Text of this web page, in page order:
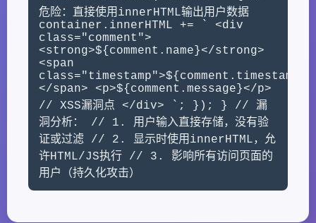
危险：直接使用innerHTML输出用户数据
container.innerHTML += ` <div
class="comment">
<strong>${comment.name}</strong>
<span
class="timestamp">${comment.timestamp}
</span> <p>${comment.message}</p>
// XSS漏洞点 </div> `; }); } // 漏
洞分析： // 1. 用户输入直接存储，没有验
证或过滤 // 2. 显示时使用innerHTML，允
许HTML/JS执行 // 3. 影响所有访问页面的
用户（持久化攻击）